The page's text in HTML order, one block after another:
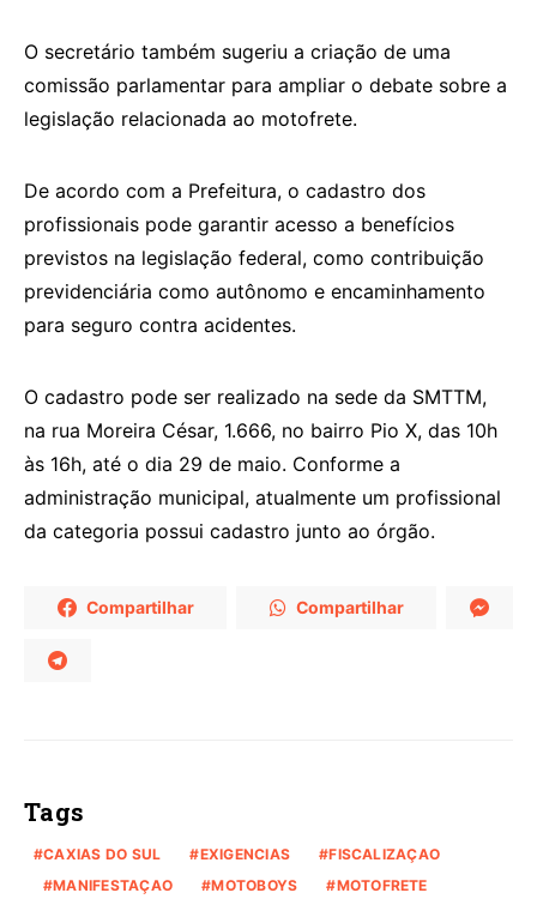
O secretário também sugeriu a criação de uma
comissão parlamentar para ampliar o debate sobre a
legislação relacionada ao motofrete.
De acordo com a Prefeitura, o cadastro dos
profissionais pode garantir acesso a benefícios
previstos na legislação federal, como contribuição
previdenciária como autônomo e encaminhamento
para seguro contra acidentes.
O cadastro pode ser realizado na sede da SMTTM,
na rua Moreira César, 1.666, no bairro Pio X, das 10h
às 16h, até o dia 29 de maio. Conforme a
administração municipal, atualmente um profissional
da categoria possui cadastro junto ao órgão.
Compartilhar Compartilhar
Tags
CAXIAS DO SUL EXIGENCIAS
FISCALIZAÇAO
MANIFESTAÇAO
MOTOBOYS
MOTOFRETE